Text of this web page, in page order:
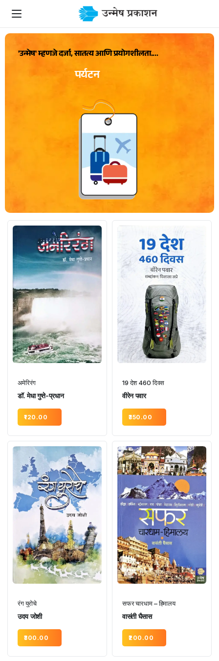
'उन्मेष' म्हणजे दर्जा, सातत्य आणि प्रयोगशीलता....
पर्यटन
अमेरिरंग
डॉ. मेधा गुप्ते-प्रधान
120.00
19 देश 460 दिवस
वीरेन पवार
350.00
रंग युरोचे
उदय जोशी
300.00
सफर चारधाम – हिमालय
वासंती घैसास
200.00